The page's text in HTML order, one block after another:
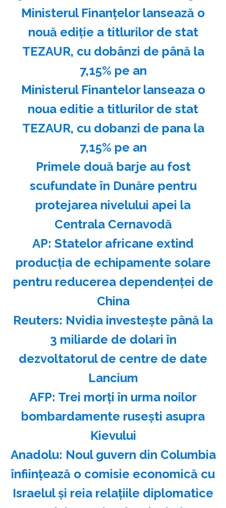
Ministerul Finanţelor lansează o
nouă ediţie a titlurilor de stat
TEZAUR, cu dobânzi de până la
7,15% pe an
Ministerul Finantelor lanseaza o
noua editie a titlurilor de stat
TEZAUR, cu dobanzi de pana la
7,15% pe an
Primele două barje au fost
scufundate în Dunăre pentru
protejarea nivelului apei la
Centrala Cernavodă
AP: Statelor africane extind
producţia de echipamente solare
pentru reducerea dependenţei de
China
Reuters: Nvidia investeşte până la
3 miliarde de dolari în
dezvoltatorul de centre de date
Lancium
AFP: Trei morţi în urma noilor
bombardamente ruseşti asupra
Kievului
Anadolu: Noul guvern din Columbia
înfiinţează o comisie economică cu
Israelul şi reia relaţiile diplomatice